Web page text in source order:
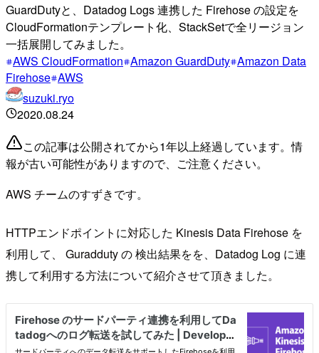
GuardDutyと、Datadog Logs 連携した Firehose の設定を
CloudFormationテンプレート化、StackSetで全リージョン
一括展開してみました。
AWS CloudFormation Amazon GuardDuty Amazon Data
Firehose AWS
suzuki.ryo
2020.08.24
この記事は公開されてから1年以上経過しています。情
報が古い可能性がありますので、ご注意ください。
AWS チームのすずきです。
HTTPエンドポイントに対応した Kinesis Data Firehose を
利用して、 Guradduty の 検出結果をを、Datadog Log に連
携して利用する方法について紹介させて頂きました。